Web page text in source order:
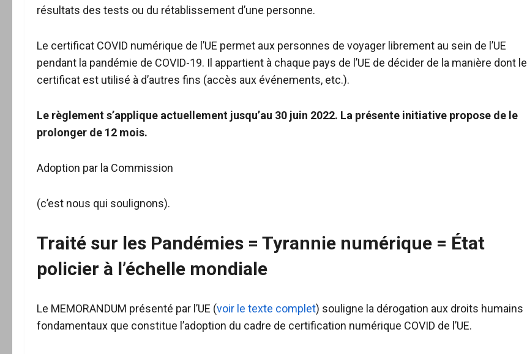
résultats des tests ou du rétablissement d’une personne.
Le certificat COVID numérique de l’UE permet aux personnes de voyager librement au sein de l’UE
pendant la pandémie de COVID-19. Il appartient à chaque pays de l’UE de décider de la manière dont le
certificat est utilisé à d’autres fins (accès aux événements, etc.).
Le règlement s’applique actuellement jusqu’au 30 juin 2022. La présente initiative propose de le
prolonger de 12 mois.
Adoption par la Commission
(c’est nous qui soulignons).
Traité sur les Pandémies = Tyrannie numérique = État
policier à l’échelle mondiale
Le MEMORANDUM présenté par l’UE (voir le texte complet) souligne la dérogation aux droits humains
fondamentaux que constitue l’adoption du cadre de certification numérique COVID de l’UE.